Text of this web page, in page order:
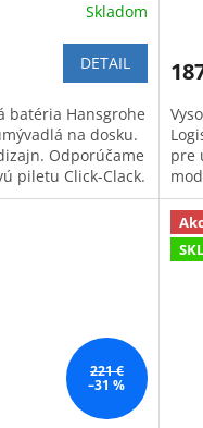
Skladom
DETAIL
batéria Hansgrohe
na dosku.
Odporúčame
piletu Click-Clack.
pre
221 €
–31 %